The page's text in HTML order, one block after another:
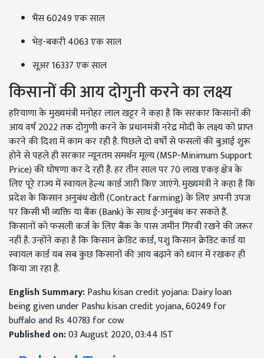
भैंस 60249 एक साल
भेड़-बकरी 4063 एक साल
सूअर 16337 एक साल
किसानों की आय दोगुनी करने का लक्ष्य
हरियाणा के मुख्यमंत्री मनोहर लाल खट्टर ने कहा है कि सरकार किसानों की
आय वर्ष 2022 तक दोगुणी करने के प्रधानमंत्री नरेद्र मोदी के लक्ष्य को प्राप्त
करने की दिशा में काम कर रही है. पिछले दो वर्षों से फसलों की बुआई शुरू
होने से पहले ही सरकार न्यूनतम समर्थन मूल्य (MSP-Minimum Support
Price) की घोषणा कर दे रही है. हर तीन साल पर 70 लाख एकड़ क्षेत्र के
लिए पूरे राज्य में स्वायल हेल्थ कार्ड जारी किए जाएंगे. मुख्यमंत्री ने कहा है कि
प्रदेश के किसान अनुबंध खेती (Contract farming) के लिए अपनी उपज
पर किसी भी व्यक्ति या बैंक (Bank) के साथ ई-अनुबंध कर सकते हैं.
किसानों को फसली कर्ज के लिए बैंक के पास जमीन गिरवी रखने की जरूर
नहीं है. उन्होंने कहा है कि किसान क्रेडिट कार्ड, पशु किसान क्रेडिट कार्ड या
स्वायल कार्ड यब सब कुछ किसानों की आय बढ़ाने को ध्यान में रखकर ही
किया जा रहा है.
English Summary:Pashu kisan credit yojana: Dairy loan
being given under Pashu kisan credit yojana, 60249 for
buffalo and Rs 40783 for cow
Published on:03 August 2020, 03:44 IST